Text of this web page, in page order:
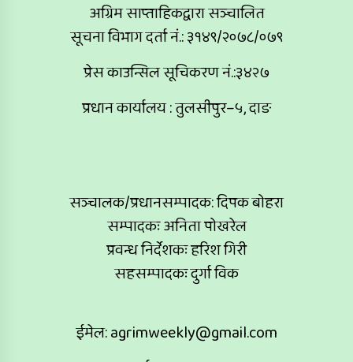
अग्रिम साप्ताहिकद्वारा सञ्चालित
सूचना विभाग दर्ता नं.: ३१४९/२०७८/०७९
प्रेस काउन्सिल सूचिकरण नं.:३४२७
प्रधान कार्यालय : तुलसीपुर–५, दाङ
सञ्चालक/प्रधानसम्पादक: दिपक बोहरा
सम्पादकः अनिता पोखरेल
प्रवन्ध निर्देशकः हरिश गिरी
सहसम्पादकः दुर्गा विक
ईमेल:agrimweekly@gmail.com